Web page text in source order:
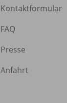
Kontaktformular
FAQ
Presse
Anfahrt